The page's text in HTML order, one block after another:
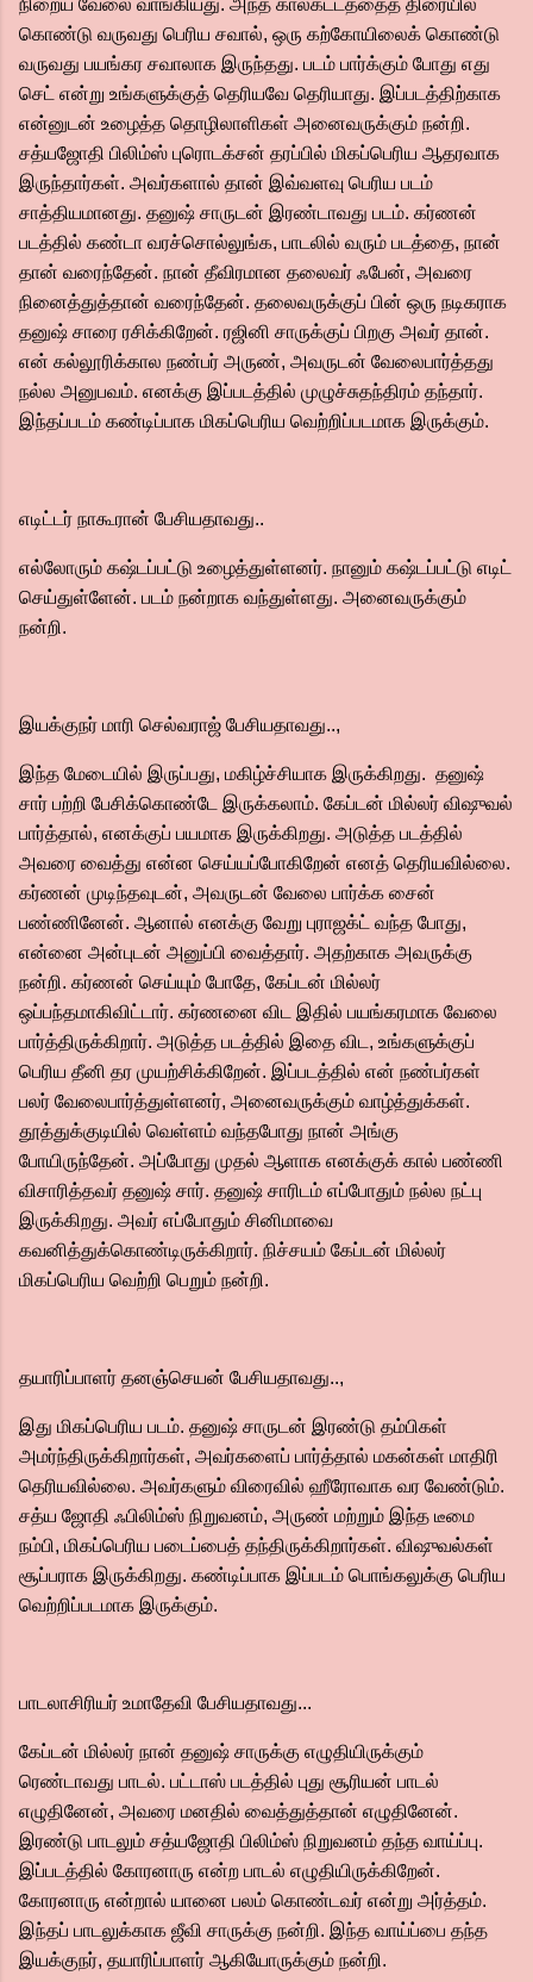
நிறைய வேலை வாங்கியது. அந்த காலகட்டத்தைத் திரையில்
கொண்டு வருவது பெரிய சவால், ஒரு கற்கோயிலைக் கொண்டு
வருவது பயங்கர சவாலாக இருந்தது. படம் பார்க்கும் போது எது
செட் என்று உங்களுக்குத் தெரியவே தெரியாது. இப்படத்திற்காக
என்னுடன் உழைத்த தொழிலாளிகள் அனைவருக்கும் நன்றி.
சத்யஜோதி பிலிம்ஸ் புரொடக்சன் தரப்பில் மிகப்பெரிய ஆதரவாக
இருந்தார்கள். அவர்களால் தான் இவ்வளவு பெரிய படம்
சாத்தியமானது. தனுஷ் சாருடன் இரண்டாவது படம். கர்ணன்
படத்தில் கண்டா வரச்சொல்லுங்க, பாடலில் வரும் படத்தை, நான்
தான் வரைந்தேன். நான் தீவிரமான தலைவர் ஃபேன், அவரை
நினைத்துத்தான் வரைந்தேன். தலைவருக்குப் பின் ஒரு நடிகராக
தனுஷ் சாரை ரசிக்கிறேன். ரஜினி சாருக்குப் பிறகு அவர் தான்.
என் கல்லூரிக்கால நண்பர் அருண், அவருடன் வேலைபார்த்தது
நல்ல அனுபவம். எனக்கு இப்படத்தில் முழுச்சுதந்திரம் தந்தார்.
இந்தப்படம் கண்டிப்பாக மிகப்பெரிய வெற்றிப்படமாக இருக்கும்.
எடிட்டர் நாகூரான் பேசியதாவது..
எல்லோரும் கஷ்டப்பட்டு உழைத்துள்ளனர். நானும் கஷ்டப்பட்டு எடிட்
செய்துள்ளேன். படம் நன்றாக வந்துள்ளது. அனைவருக்கும்
நன்றி.
இயக்குநர் மாரி செல்வராஜ் பேசியதாவது..,
இந்த மேடையில் இருப்பது, மகிழ்ச்சியாக இருக்கிறது. தனுஷ்
சார் பற்றி பேசிக்கொண்டே இருக்கலாம். கேப்டன் மில்லர் விஷுவல்
பார்த்தால், எனக்குப் பயமாக இருக்கிறது. அடுத்த படத்தில்
அவரை வைத்து என்ன செய்யப்போகிறேன் எனத் தெரியவில்லை.
கர்ணன் முடிந்தவுடன், அவருடன் வேலை பார்க்க சைன்
பண்ணினேன். ஆனால் எனக்கு வேறு புராஜக்ட் வந்த போது,
என்னை அன்புடன் அனுப்பி வைத்தார். அதற்காக அவருக்கு
நன்றி. கர்ணன் செய்யும் போதே, கேப்டன் மில்லர்
ஒப்பந்தமாகிவிட்டார். கர்ணனை விட இதில் பயங்கரமாக வேலை
பார்த்திருக்கிறார். அடுத்த படத்தில் இதை விட, உங்களுக்குப்
பெரிய தீனி தர முயற்சிக்கிறேன். இப்படத்தில் என் நண்பர்கள்
பலர் வேலைபார்த்துள்ளனர், அனைவருக்கும் வாழ்த்துக்கள்.
தூத்துக்குடியில் வெள்ளம் வந்தபோது நான் அங்கு
போயிருந்தேன். அப்போது முதல் ஆளாக எனக்குக் கால் பண்ணி
விசாரித்தவர் தனுஷ் சார். தனுஷ் சாரிடம் எப்போதும் நல்ல நட்பு
இருக்கிறது. அவர் எப்போதும் சினிமாவை
கவனித்துக்கொண்டிருக்கிறார். நிச்சயம் கேப்டன் மில்லர்
மிகப்பெரிய வெற்றி பெறும் நன்றி.
தயாரிப்பாளர் தனஞ்செயன் பேசியதாவது..,
இது மிகப்பெரிய படம். தனுஷ் சாருடன் இரண்டு தம்பிகள்
அமர்ந்திருக்கிறார்கள், அவர்களைப் பார்த்தால் மகன்கள் மாதிரி
தெரியவில்லை. அவர்களும் விரைவில் ஹீரோவாக வர வேண்டும்.
சத்ய ஜோதி ஃபிலிம்ஸ் நிறுவனம், அருண் மற்றும் இந்த டீமை
நம்பி, மிகப்பெரிய படைப்பைத் தந்திருக்கிறார்கள். விஷுவல்கள்
சூப்பராக இருக்கிறது. கண்டிப்பாக இப்படம் பொங்கலுக்கு பெரிய
வெற்றிப்படமாக இருக்கும்.
பாடலாசிரியர் உமாதேவி பேசியதாவது...
கேப்டன் மில்லர் நான் தனுஷ் சாருக்கு எழுதியிருக்கும்
ரெண்டாவது பாடல். பட்டாஸ் படத்தில் புது சூரியன் பாடல்
எழுதினேன், அவரை மனதில் வைத்துத்தான் எழுதினேன்.
இரண்டு பாடலும் சத்யஜோதி பிலிம்ஸ் நிறுவனம் தந்த வாய்ப்பு.
இப்படத்தில் கோரனாரு என்ற பாடல் எழுதியிருக்கிறேன்.
கோரனாரு என்றால் யானை பலம் கொண்டவர் என்று அர்த்தம்.
இந்தப் பாடலுக்காக ஜீவி சாருக்கு நன்றி. இந்த வாய்ப்பை தந்த
இயக்குநர், தயாரிப்பாளர் ஆகியோருக்கும் நன்றி.